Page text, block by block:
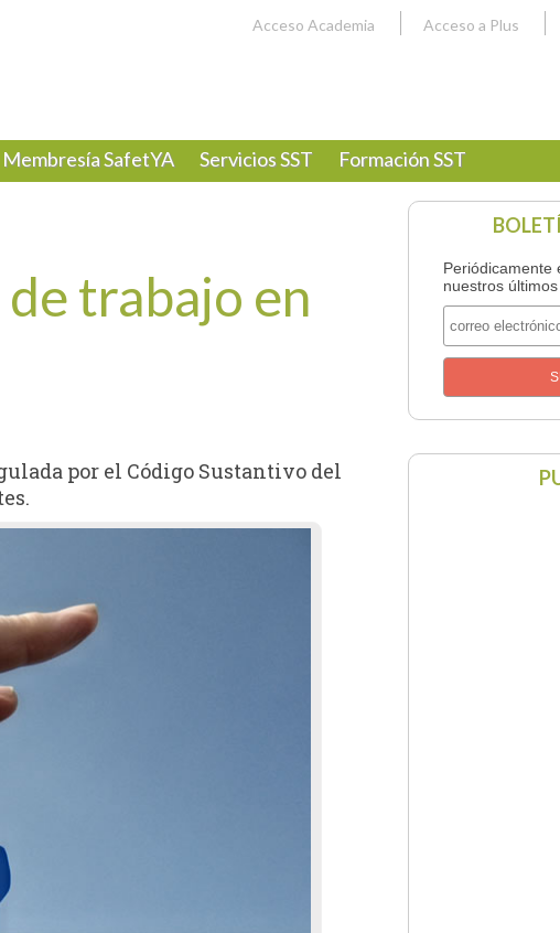
Acceso Academia Acceso a Plus
Membresía SafetYA Servicios SST Formación SST
trabajo en
por el Código Sustantivo del
Periódicamente
nuestros